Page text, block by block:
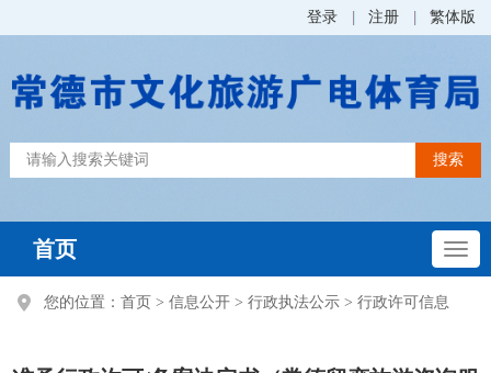
登录 注册 繁体版
首页
您的位置： 首页 > 信息公开 > 行政执法公示 > 行政许可信息